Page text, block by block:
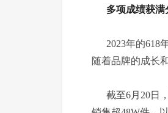
多项成绩获满
2023年的618年
随着品牌的成长
截至6月20日，